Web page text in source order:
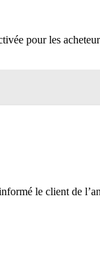
pour les
le client de